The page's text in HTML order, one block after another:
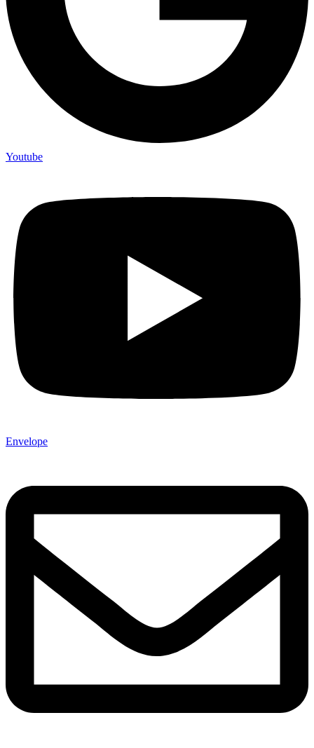
Youtube
Envelope